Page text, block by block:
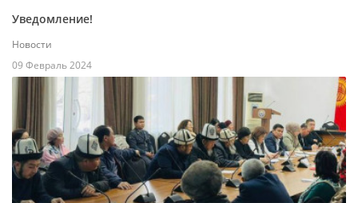
Уведомление!
Новости
09 Февраль 2024